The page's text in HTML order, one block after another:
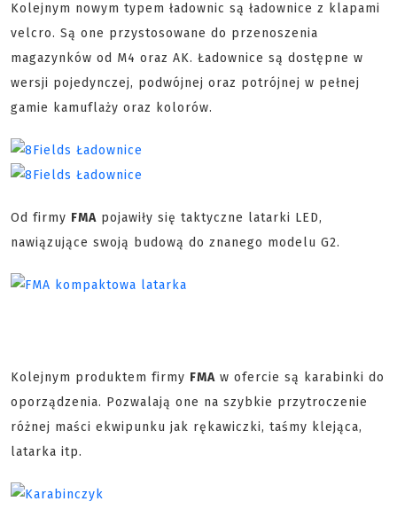
Kolejnym nowym typem ładownic są ładownice z klapami
velcro. Są one przystosowane do przenoszenia
magazynków od M4 oraz AK. Ładownice są dostępne w
wersji pojedynczej, podwójnej oraz potrójnej w pełnej
gamie kamuflaży oraz kolorów.
Od firmy FMA pojawiły się taktyczne latarki LED,
nawiązujące swoją budową do znanego modelu G2.
Kolejnym produktem firmy FMA w ofercie są karabinki do
oporządzenia. Pozwalają one na szybkie przytroczenie
różnej maści ekwipunku jak rękawiczki, taśmy klejąca,
latarka itp.